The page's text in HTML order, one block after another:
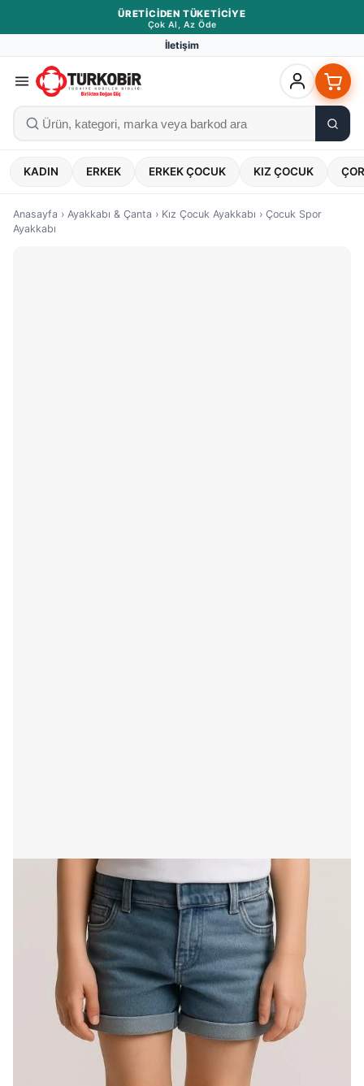
ÜRETICIDEN TÜKETICIYE
Çok Al, Az Öde
İletişim
KADIN ERKEK ERKEK ÇOCUK KIZ ÇOCUK
Anasayfa › Ayakkabı & Çanta › Kız Çocuk Ayakkabı › Çocuk Spor
Ayakkabı